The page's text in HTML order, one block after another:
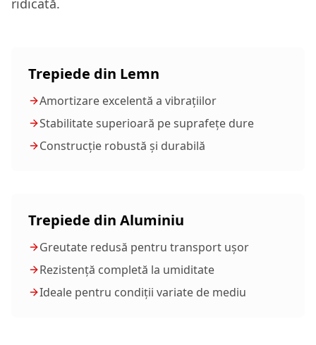
ridicată.
Trepiede din Lemn
Amortizare excelentă a vibrațiilor
Stabilitate superioară pe suprafețe dure
Construcție robustă și durabilă
Trepiede din Aluminiu
Greutate redusă pentru transport ușor
Rezistență completă la umiditate
Ideale pentru condiții variate de mediu